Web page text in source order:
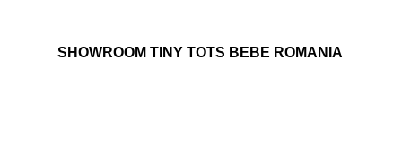
SHOWROOM TINY TOTS BEBE ROMANIA